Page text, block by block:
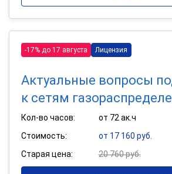
-17% до 17 августа Лицензия
Актуальные вопросы
к сетям
Кол-во часов:
от 72 ак.ч
Стоимость:
от 17 160 руб.
Старая цена:
20 760 руб.